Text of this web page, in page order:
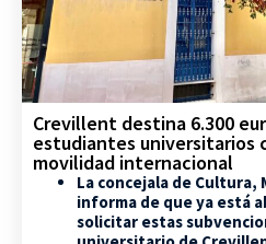
Crevillent destina 6.300
estudiantes universitarios
movilidad internacional
La concejala de Cultura,
informa de que ya está
solicitar estas